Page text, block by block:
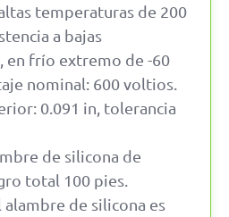
temperaturas de 200
a bajas
en frío extremo de -60
nominal: 600 voltios.
0.091 in, tolerancia
de silicona de
total 100 pies.
alambre de silicona es